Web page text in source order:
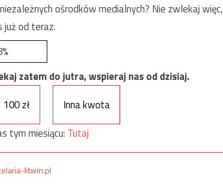
ośrodków medialnych? Nie zwlekaj więc,
już od teraz.
zatem do jutra, wspieraj nas od dzisiaj.
100 zł
Inna kwota
tym miesiącu: Tutaj
litwin.pl